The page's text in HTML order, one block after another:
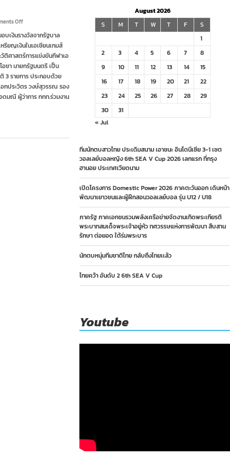
Offon
คมฯ
รับ
มอบ
เงิน
รางวัล
จาก
การ
คว้า
บเงินรางวัลจากรัฐบาล
ยญเงินในเอเชียนเกมส์
ติศาสตร์การแข่งขันกีฬาเอ
ชา นายกรัฐมนตรี เป็น
3 รายการ ประกอบด้วย
อกประวิตร วงษ์สุวรรณ รอง
ดมณี ผู้ว่าการ กกท.ร่วมงาน
August 2026
S
M T W T F
S
1
2
3 4 5 6 7
8
9
10 11 12 13 14
15
16
17 18 19 20 21
22
23
24 25 26 27 28
29
30
31
« Jul
ทีมนักตบสาวไทย ประเดิมสนาม เอาชนะ อินโดนีเซีย 3-1 เซต
วอลเลย์บอลหญิง 6th SEA V Cup 2026 เลกแรก ที่กรุง
ฮานอย ประเทศเวียดนาม
เปิดโครงการ Domestic Power 2026 ภาคตะวันออก เดินหน้า
พัฒนาเยาวชนและผู้ฝึกสอนวอลเลย์บอล รุ่น U12 / U18
ภาครัฐ ภาคเอกชนรวมพลังเครือข่ายจัดงานเทิดพระเกียรติ
พระบาทสมเด็จพระเจ้าอยู่หัว ทศวรรษแห่งการพัฒนา สืบสาน
รักษา ต่อยอด ใต้ร่มพระบาร
นักตบหนุ่มทีมชาติไทย กลับถึงไทยเเล้ว
ไทยคว้า อันดับ 2 6th SEA V Cup
Youtube